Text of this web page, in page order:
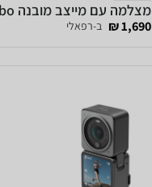
מצלמה עם מייצב מובנה DJI Osmo Pocket 3 Creator Combo
1,690 ₪ ב-רפאלי